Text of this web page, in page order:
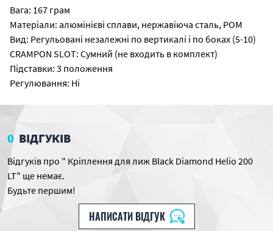
Вага: 167 грам
Матеріали: алюмінієві сплави, нержавіюча сталь, POM
Вид: Регульовані незалежні по вертикалі і по боках (5-10)
CRAMPON SLOT: Сумний (не входить в комплект)
Підставки: 3 положення
Регулювання: Ні
0 ВІДГУКІВ
Відгуків про " Кріплення для лиж Black Diamond Helio 200
LT" ще немає.
Будьте першим!
НАПИСАТИ ВІДГУК